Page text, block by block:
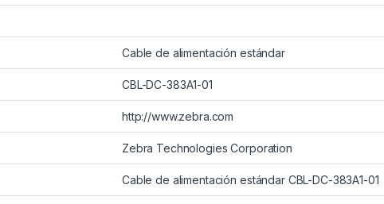
Cable de alimentación estándar
CBL-DC-383A1-01
http://www.zebra.com
Zebra Technologies Corporation
Cable de alimentación estándar CBL-DC-383A1-01